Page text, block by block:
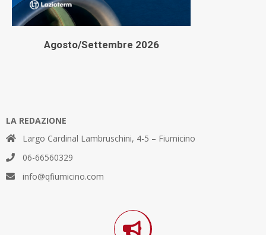
Agosto/Settembre 2026
LA REDAZIONE
Largo Cardinal Lambruschini, 4-5 – Fiumicino
06-66560329
info@qfiumicino.com